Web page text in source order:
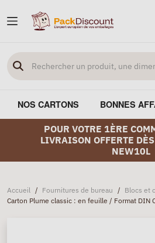
NOS CARTONS BONNES
POUR VOTRE 1ÈRE
LIVRAISON OFFERTE
NEW10L
Accueil / Fournitures de bureau / Blocs et
Carton Plume classic : en feuille / Format DIN